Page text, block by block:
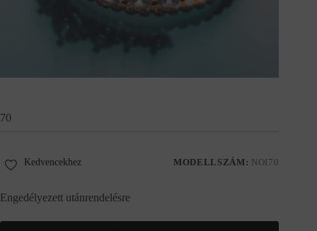
70
MODELLSZÁM: NOI70
Kedvencekhez
Engedélyezett utánrendelésre